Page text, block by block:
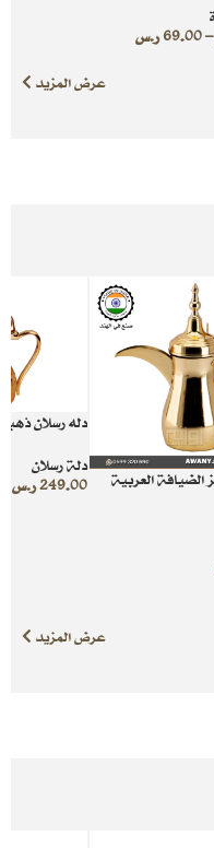
–
69.00 ر.س
عرض المزيد
الضيافة العربية
دله رسلان
دلة رسلان
249.00ر.س
عرض المزيد